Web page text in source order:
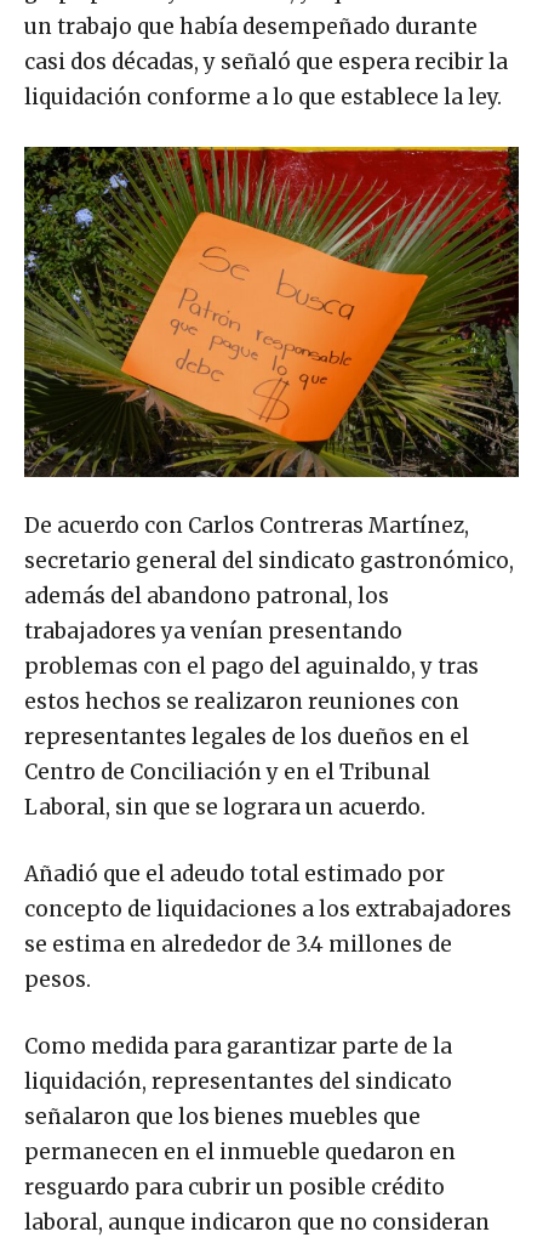
un trabajo que había desempeñado durante
casi dos décadas, y señaló que espera recibir la
liquidación conforme a lo que establece la ley.
De acuerdo con Carlos Contreras Martínez,
secretario general del sindicato gastronómico,
además del abandono patronal, los
trabajadores ya venían presentando
problemas con el pago del aguinaldo, y tras
estos hechos se realizaron reuniones con
representantes legales de los dueños en el
Centro de Conciliación y en el Tribunal
Laboral, sin que se lograra un acuerdo.
Añadió que el adeudo total estimado por
concepto de liquidaciones a los extrabajadores
se estima en alrededor de 3.4 millones de
pesos.
Como medida para garantizar parte de la
liquidación, representantes del sindicato
señalaron que los bienes muebles que
permanecen en el inmueble quedaron en
resguardo para cubrir un posible crédito
laboral, aunque indicaron que no consideran